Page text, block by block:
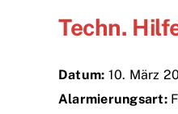
Techn.
Datum: 10. März
Alarmierungsart: